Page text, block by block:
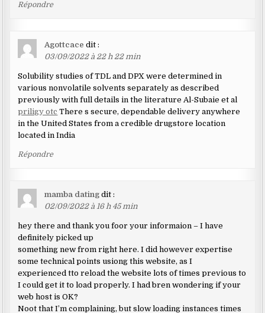
Répondre
Agottcace dit :
03/09/2022 à 22 h 22 min
Solubility studies of TDL and DPX were determined in
various nonvolatile solvents separately as described
previously with full details in the literature Al-Subaie et al
priligy otc There s secure, dependable delivery anywhere
in the United States from a credible drugstore location
located in India
Répondre
mamba dating dit :
02/09/2022 à 16 h 45 min
hey there and thank you foor your informaion – I have
definitely picked up
something new from right here. I did however expertise
some technical points usiong this website, as I
experienced tto reload the website lots of times previous to
I could get it to load properly. I had bren wondering if your
web host is OK?
Noot that I’m complaining, but slow loading instances times